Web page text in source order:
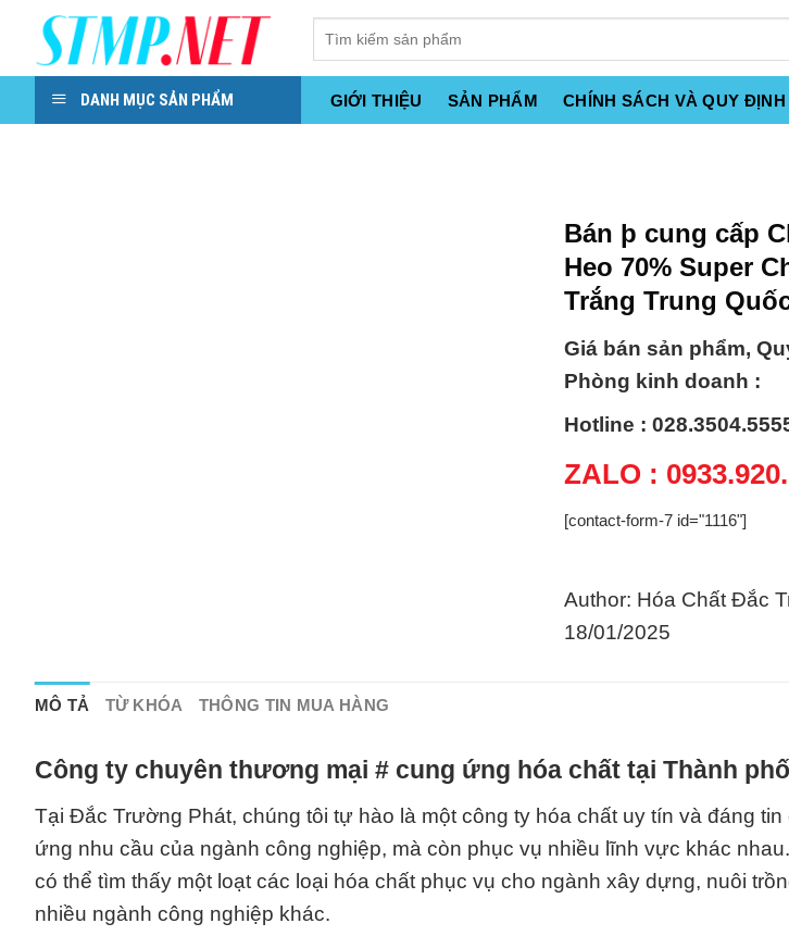
content
DANH MỤC SẢN PHẨM GIỚI THIỆU SẢN PHẨM CHÍNH SÁCH VÀ QUY ĐỊNH
Bán þ cung cấp
Heo 70% Super
Trắng Trung
Giá bán sản phẩm,
Phòng kinh doanh :
Hotline :
ZALO :
[contact-form-7 id="1116"]
Author: Hóa Chất Đắc
18/01/2025
MÔ TẢ TỪ KHÓA THÔNG TIN MUA HÀNG
Công ty chuyên thương mại # cung ứng hóa chất tại Thành
Tại Đắc Trường Phát, chúng tôi tự hào là một công ty hóa chất uy tín và đáng
ứng nhu cầu của ngành công nghiệp, mà còn phục vụ nhiều lĩnh vực khác
có thể tìm thấy một loạt các loại hóa chất phục vụ cho ngành xây dựng, nuôi
nhiều ngành công nghiệp khác.